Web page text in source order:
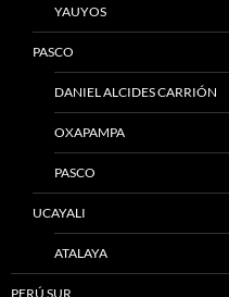
YAUYOS
PASCO
DANIEL ALCIDES CARRIÓN
OXAPAMPA
PASCO
UCAYALI
ATALAYA
PERÚ SUR